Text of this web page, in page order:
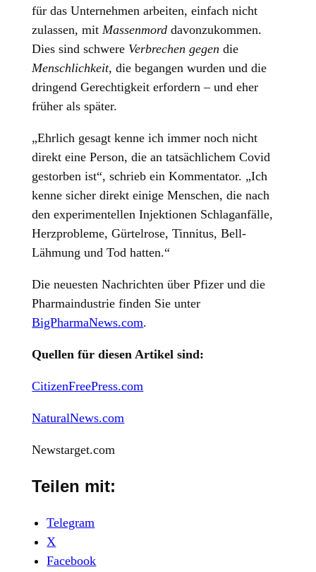
für das Unternehmen arbeiten, einfach nicht
zulassen, mitMassenmorddavonzukommen.
Dies sind schwere Verbrechen gegendie
Menschlichkeit, die begangen wurden und die
dringend Gerechtigkeit erfordern – und eher
früher als später.
„Ehrlich gesagt kenne ich immer noch nicht
direkt eine Person, die an tatsächlichem Covid
gestorben ist“, schrieb ein Kommentator. „Ich
kenne sicher direkt einige Menschen, die nach
den experimentellen Injektionen Schlaganfälle,
Herzprobleme, Gürtelrose, Tinnitus, Bell-
Lähmung und Tod hatten.“
Die neuesten Nachrichten über Pfizer und die
Pharmaindustrie finden Sie unter
BigPharmaNews.com.
Quellen für diesen Artikel sind:
CitizenFreePress.com
NaturalNews.com
Newstarget.com
Teilen mit:
Telegram
X
Facebook